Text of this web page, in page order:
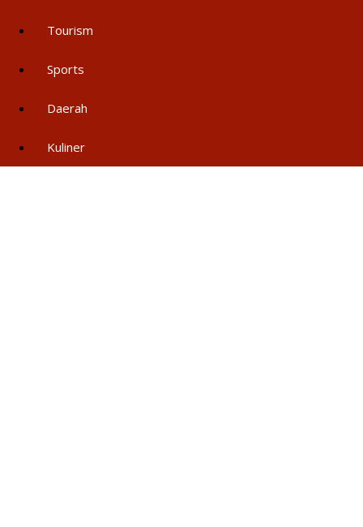
Tourism
Sports
Daerah
Kuliner